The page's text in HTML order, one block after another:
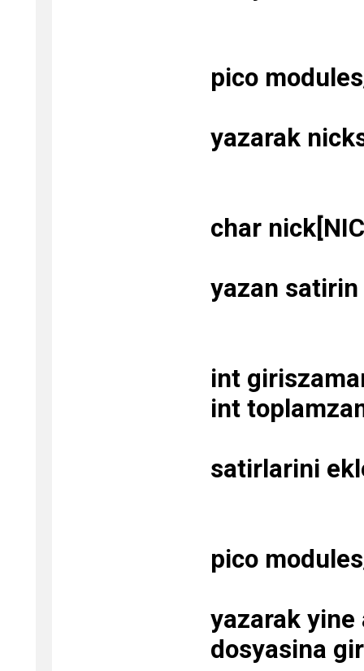
pico
yazarak
char
yazan
int
int
satirlarini
pico
yazarak
dosyasina